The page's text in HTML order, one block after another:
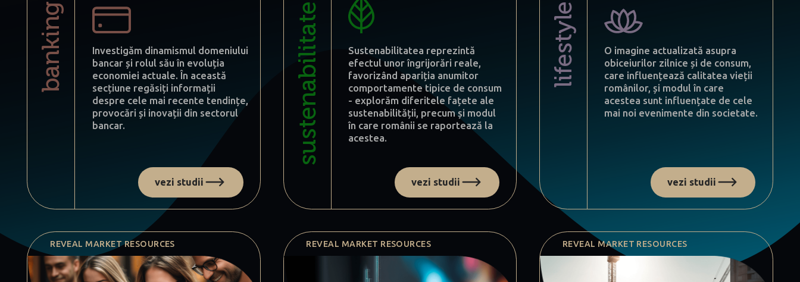
banking
Investigăm dinamismul domeniului
bancar și rolul său în evoluția
economiei actuale. În această
secțiune regăsiți informații
despre cele mai recente tendințe,
provocări și inovații din sectorul
bancar.
vezi studii
sustenabilitate
Sustenabilitatea reprezintă
efectul unor îngrijorări reale,
favorizând apariția anumitor
comportamente tipice de consum
- explorăm diferitele fațete ale
sustenabilității, precum și modul
în care românii se raportează la
acestea.
vezi studii
lifestyle
O imagine actualizată asupra
obiceiurilor zilnice și de consum,
care influențează calitatea vieții
românilor, și modul în care
acestea sunt influențate de cele
mai noi evenimente din societate.
vezi studii
REVEAL MARKET RESOURCES REVEAL MARKET RESOURCES REVEAL MARKET RESOURCES